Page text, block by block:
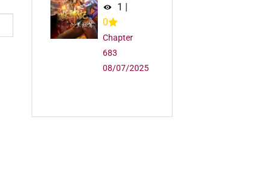
1 |
0
Chapter
683
08/07/2025